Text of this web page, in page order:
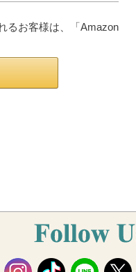
るお客様は、「Amazon